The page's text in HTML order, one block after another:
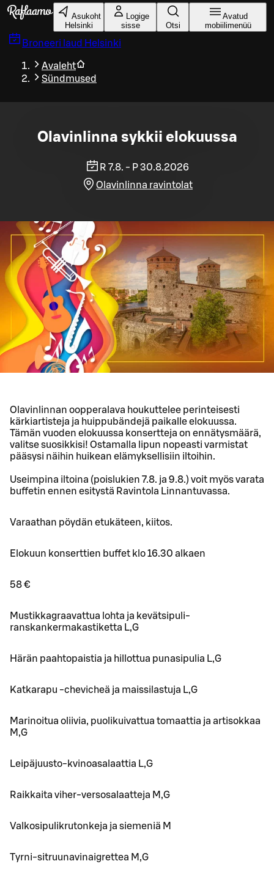
Liigu peamise sisu juurde
Asukoht
Helsinki
Logige
sisse
Otsi
Avatud
mobiilimenüü
Broneeri laud Helsinki
Avaleht
Sündmused
Olavinlinna sykkii elokuussa
R 7.8. - P 30.8.2026
Olavinlinna ravintolat
Olavinlinnan oopperalava houkuttelee perinteisesti
kärkiartisteja ja huippubändejä paikalle elokuussa.
Tämän vuoden elokuussa konsertteja on ennätysmäärä,
valitse suosikkisi! Ostamalla lipun nopeasti varmistat
pääsysi näihin huikean elämyksellisiin iltoihin.
Useimpina iltoina (poislukien 7.8. ja 9.8.) voit myös varata
buffetin ennen esitystä Ravintola Linnantuvassa.
Varaathan pöydän etukäteen, kiitos.
Elokuun konserttien buffet klo 16.30 alkaen
58 €
Mustikkagraavattua lohta ja kevätsipuli-
ranskankermakastiketta L,G
Härän paahtopaistia ja hillottua punasipulia L,G
Katkarapu -chevicheä ja maissilastuja L,G
Marinoitua oliivia, puolikuivattua tomaattia ja artisokkaa
M,G
Leipäjuusto-kvinoasalaattia L,G
Raikkaita viher-versosalaatteja M,G
Valkosipulikrutonkeja ja siemeniä M
Tyrni-sitruunavinaigrettea M,G